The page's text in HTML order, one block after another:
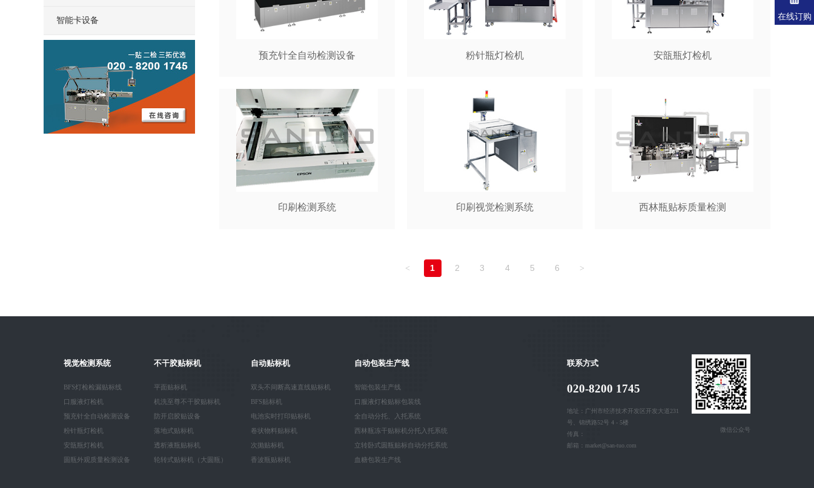
智能卡设备
预充针全自动检测设备 粉针瓶灯检机 安瓿瓶灯检机
印刷检测系统 印刷视觉检测系统 西林瓶贴标质量检测
< 1 2 3 4 5 6 >
视觉检测系统
BFS灯检检漏贴标线
口服液灯检机
预充针全自动检测设备
粉针瓶灯检机
安瓿瓶灯检机
圆瓶外观质量检测设备
不干胶贴标机
平面贴标机
机洗至尊不干胶贴标机
防开启胶贴设备
落地式贴标机
透析液瓶贴标机
轮转式贴标机（大圆瓶）
自动贴标机
双头不间断高速直线贴标机
BFS贴标机
电池实时打印贴标机
卷状物料贴标机
次抛贴标机
香波瓶贴标机
自动包装生产线
智能包装生产线
口服液灯检贴标包装线
全自动分托、入托系统
西林瓶冻干贴标机分托入托系统
立转卧式圆瓶贴标自动分托系统
血糖包装生产线
联系方式
020-8200 1745
地址：广州市经济技术开发区开发大道231
号、锦绣路52号 4 - 5楼
传真：
邮箱：market@san-tuo.com
微信公众号
在线订购